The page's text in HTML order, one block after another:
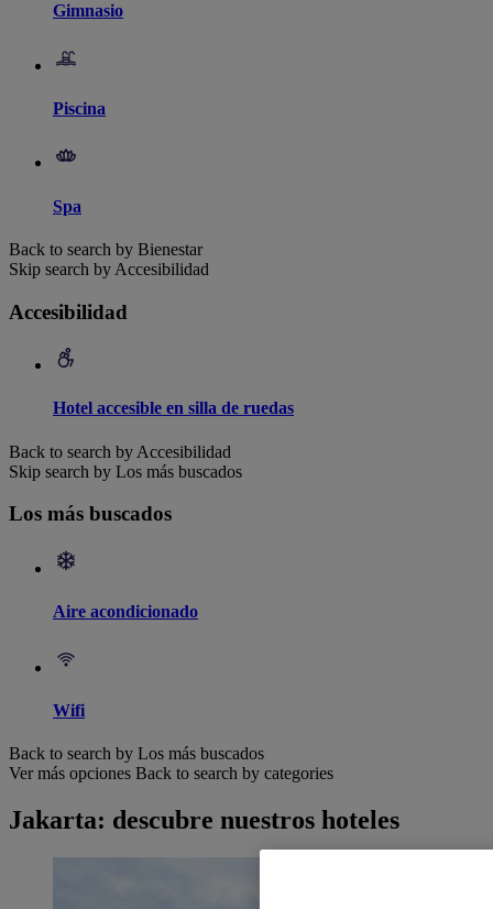
Gimnasio
Piscina
Spa
Back to search by Bienestar
Skip search by Accesibilidad
Accesibilidad
Hotel accesible en silla de ruedas
Back to search by Accesibilidad
Skip search by Los más buscados
Los más buscados
Aire acondicionado
Wifi
Back to search by Los más buscados
Ver más opciones Back to search by categories
Jakarta: descubre nuestros hoteles